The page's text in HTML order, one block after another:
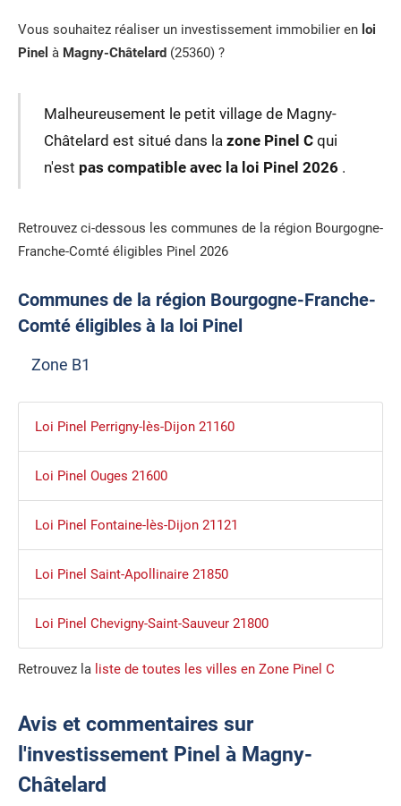
Vous souhaitez réaliser un investissement immobilier en loi
Pinel à Magny-Châtelard (25360) ?
Malheureusement le petit village de Magny-
Châtelard est situé dans la zone Pinel Cqui
n'est pas compatible avec la loi Pinel 2026 .
Retrouvez ci-dessous les communes de la région Bourgogne-
Franche-Comté éligibles Pinel 2026
Communes de la région Bourgogne-Franche-
Comté éligibles à la loi Pinel
Zone B1
Loi Pinel Perrigny-lès-Dijon 21160
Loi Pinel Ouges 21600
Loi Pinel Fontaine-lès-Dijon 21121
Loi Pinel Saint-Apollinaire 21850
Loi Pinel Chevigny-Saint-Sauveur 21800
Retrouvez la liste de toutes les villes en Zone Pinel C
Avis et commentaires sur
l'investissement Pinel à Magny-
Châtelard